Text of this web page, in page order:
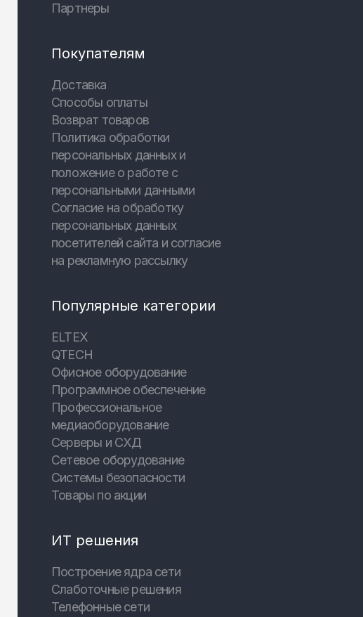
Партнеры
Покупателям
Доставка
Способы оплаты
Возврат товаров
Политика обработки
персональных данных и
положение о работе с
персональными данными
Согласие на обработку
персональных данных
посетителей сайта и согласие
на рекламную рассылку
Популярные категории
ELTEX
QTECH
Офисное оборудование
Программное обеспечение
Профессиональное
медиаоборудование
Серверы и СХД
Сетевое оборудование
Системы безопасности
Товары по акции
ИТ решения
Построение ядра сети
Слаботочные решения
Телефонные сети